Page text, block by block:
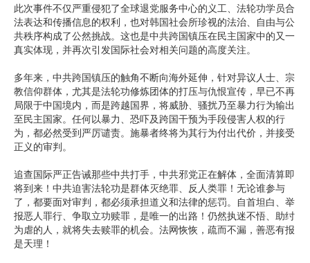
此次事件不仅严重侵犯了全球退党服务中心的义工、法轮功学员合
法表达和传播信息的权利，也对韩国社会所珍视的法治、自由与公
共秩序构成了公然挑战。这也是中共跨国镇压在民主国家中的又一
真实体现，并再次引发国际社会对相关问题的高度关注。
多年来，中共跨国镇压的触角不断向海外延伸，针对异议人士、宗
教信仰群体，尤其是法轮功修炼团体的打压与仇恨宣传，早已不再
局限于中国境内，而是跨越国界，将威胁、骚扰乃至暴力行为输出
至民主国家。任何以暴力、恐吓及跨国干预为手段侵害人权的行
为，都必然受到严厉谴责。施暴者终将为其行为付出代价，并接受
正义的审判。
追查国际严正告诫那些中共打手，中共邪党正在解体，全面清算即
将到来！中共迫害法轮功是群体灭绝罪、反人类罪！无论谁参与
了，都要面对审判，都必须承担道义和法律的惩罚。自首坦白、举
报恶人罪行、争取立功赎罪，是唯一的出路！仍然执迷不悟、助纣
为虐的人，就将失去赎罪的机会。法网恢恢，疏而不漏，善恶有报
是天理！